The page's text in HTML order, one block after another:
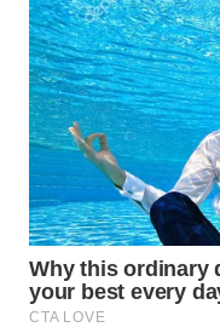
TANI
WAHANA
ADVOKAT
WAHANA
INFRASTRUKTUR
WAHANA
KONSUMEN